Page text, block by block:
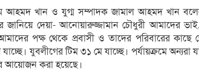
আহমদ খান ও যুগ্ম সম্পাদক জামাল আহমদ খান
দেয়া- আনোয়ারুজ্জামান চৌধুরী আম‌াদের
পক্ষ থে‌কে প্রবাসী ও তা‌দের প‌রিবা‌রের কা‌ছে
যুবলী‌গের টিম ৩১ মে যা‌চ্ছে। পর্যায়ক্র‌মে
আ‌য়োজন করা হ‌য়ে‌ছে।